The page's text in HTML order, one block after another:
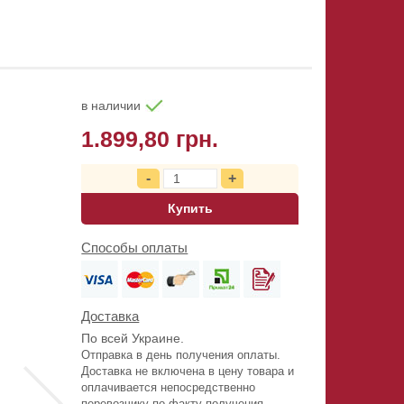
в наличии
1.899,80 грн.
Купить
Способы оплаты
Доставка
По всей Украине.
Отправка в день получения оплаты.
Доставка не включена в цену товара и
оплачивается непосредственно